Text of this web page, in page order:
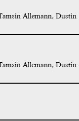
Allemann, Dustin
Allemann, Dustin